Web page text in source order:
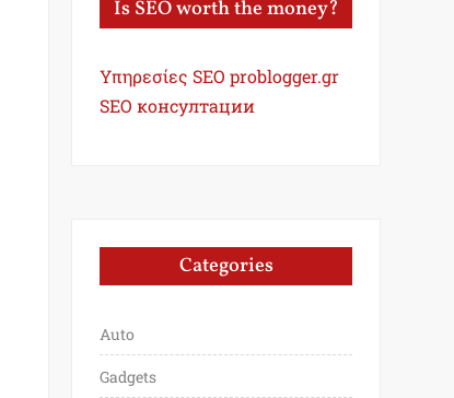
Is SEO worth the money?
Υπηρεσίες SEO problogger.gr
SEO консултации
Categories
Auto
Gadgets